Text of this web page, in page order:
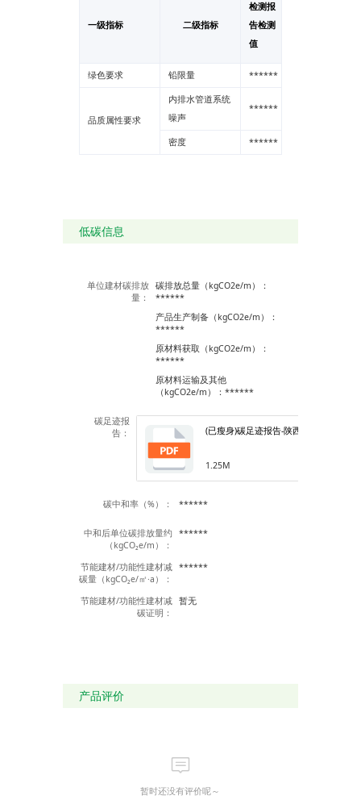
一级指标 二级指标
检测报
告检测
值
绿色要求 铅限量 ******
品质属性要求
内排水管道系统
噪声
******
密度 ******
低碳信息
单位建材碳排放
量：
碳排放总量（kgCO2e/m）：
******
产品生产制备（kgCO2e/m）：
******
原材料获取（kgCO2e/m）：
******
原材料运输及其他
（kgCO2e/m）：******
碳足迹报
告：
(已瘦身)碳足迹报告-陕西伟星.pdf
1.25M
碳中和率（%）： ******
中和后单位碳排放量约
（kgCO₂e/m）：
******
节能建材/功能性建材减
碳量（kgCO₂e/㎡·a）：
******
节能建材/功能性建材减
碳证明：
暂无
产品评价
暂时还没有评价呢～